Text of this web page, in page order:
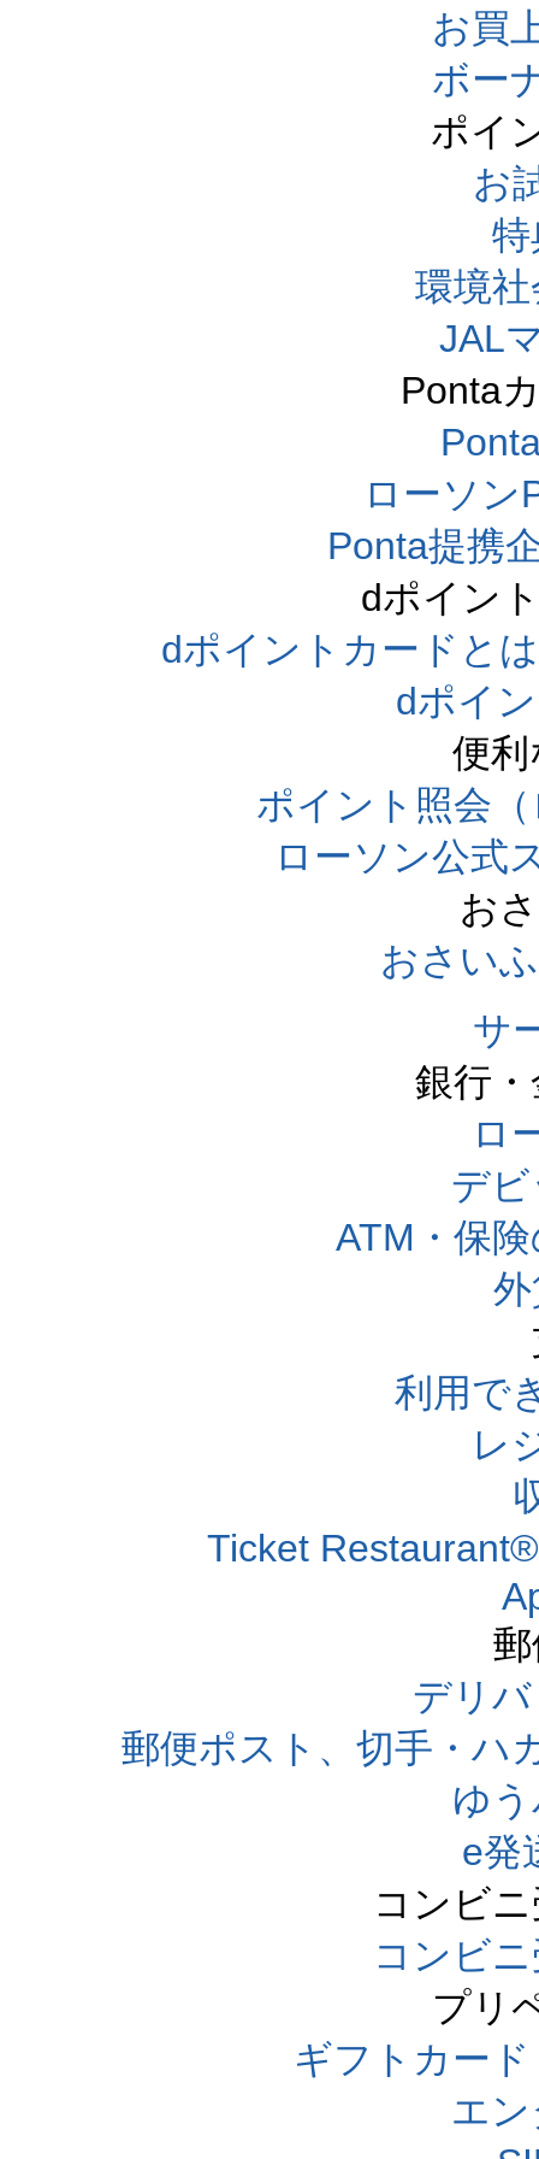
お買
ボー
ポイ
お
環境
JAL
Ponta
ローソン
Ponta提携
dポイン
dポイントカードと
dポイ
便
ポイント照会
ローソン公式
お
おさい
サ
銀行
ロ
デ
ATM・保
利用で
レ
Ticket
デリ
郵便ポスト、切手・ハ
ゆ
e発
コンビ
コンビ
プリ
ギフトカー
エ